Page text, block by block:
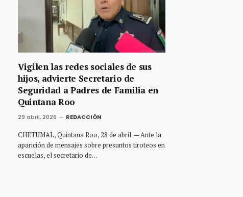
Vigilen las redes sociales de sus
hijos, advierte Secretario de
Seguridad a Padres de Familia en
Quintana Roo
29 abril, 2026 REDACCIÓN
CHETUMAL, Quintana Roo, 28 de abril. — Ante la
aparición de mensajes sobre presuntos tiroteos en
escuelas, el secretario de…